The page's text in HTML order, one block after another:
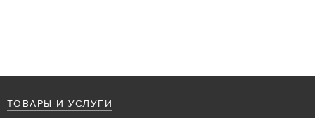
ТОВАРЫ И УСЛУГИ